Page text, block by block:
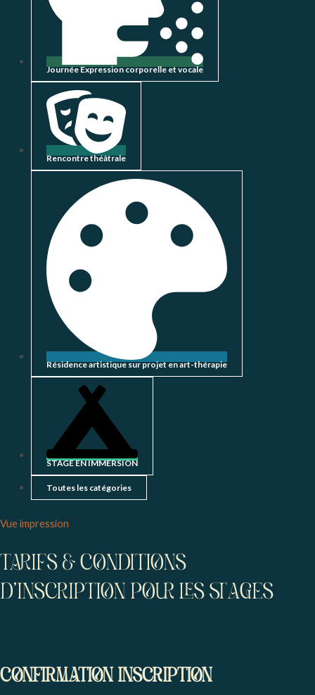
Journée Expression corporelle et vocale
Rencontre théâtrale
Résidence artistique sur projet en art-thérapie
STAGE EN IMMERSION
Toutes les catégories
Vueimpression
TARIFS & CONDITIONS
D'INSCRIPTION POUR LES STAGES
CONFIRMATION INSCRIPTION